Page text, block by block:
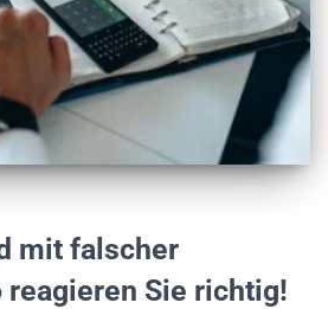
mit falscher
reagieren Sie richtig!